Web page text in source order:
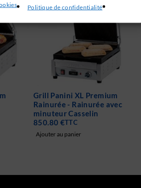
Politique de confidentialité
Grill Panini XL Premium
Rainurée - Rainurée avec
minuteur Casselin
850.80 €TTC
Ajouter au panier